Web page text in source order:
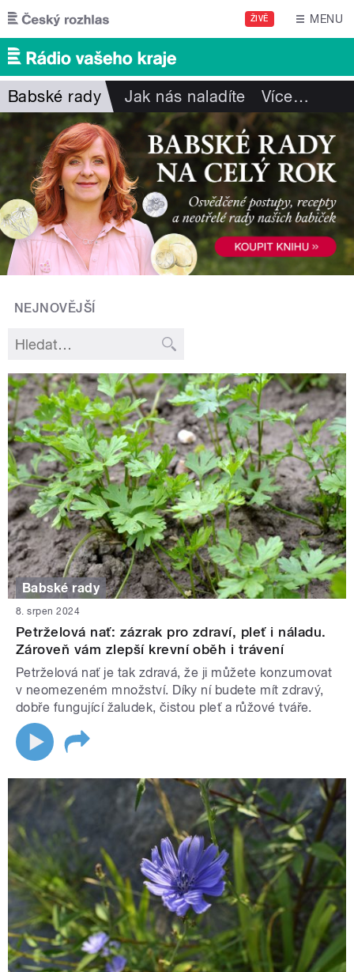
Přejít k hlavnímu obsahu
ŽIVĚ MENU
Babské rady Jak nás naladíte Více…
NEJNOVĚJŠÍ
Babské rady
8. srpen 2024
Petrželová nať: zázrak pro zdraví, pleť i náladu.
Zároveň vám zlepší krevní oběh i trávení
Petrželová nať je tak zdravá, že ji můžete konzumovat
v neomezeném množství. Díky ní budete mít zdravý,
dobře fungující žaludek, čistou pleť a růžové tváře.